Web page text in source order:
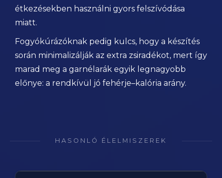
étkezésekben használni gyors felszívódása
miatt.
Fogyókúrázóknak pedig kulcs, hogy a készítés
során minimalizálják az extra zsiradékot, mert így
marad meg a garnélarák egyik legnagyobb
előnye: a rendkívül jó fehérje–kalória arány.
HASONLÓ ÉLELMISZEREK